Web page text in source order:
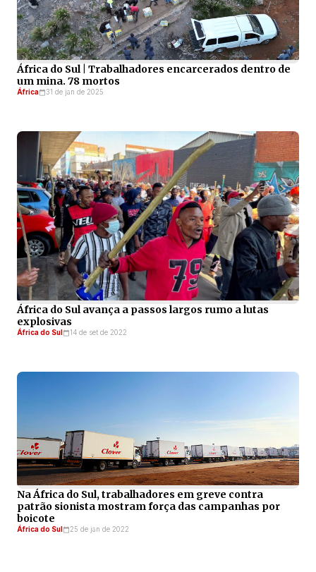
África do Sul | Trabalhadores encarcerados dentro de
um mina. 78 mortos
África 31 de jan de 2025
África do Sul avança a passos largos rumo a lutas
explosivas
África do Sul 14 de set de 2022
Na África do Sul, trabalhadores em greve contra
patrão sionista mostram força das campanhas por
boicote
África do Sul 25 de jan de 2022